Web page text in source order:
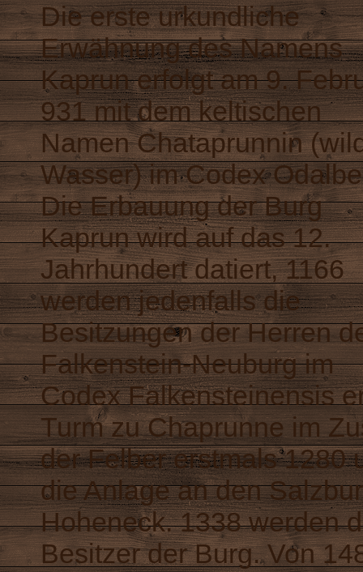
Die erste urkundliche
Erwähnung des Namens
Kaprun erfolgt am 9.
931 mit dem keltischen
Namen Chataprunnin
Wasser) im Codex
Die Erbauung der Burg
Kaprun wird auf das 12.
Jahrhundert datiert, 1166
werden jedenfalls die
Besitzungen der Herren
Falkenstein-Neuburg im
Codex Falkensteinensis
Turm zu Chaprunne im
der Felber erstmals 1280
die Anlage an den
Hoheneck. 1338 werden
Besitzer der Burg. Von